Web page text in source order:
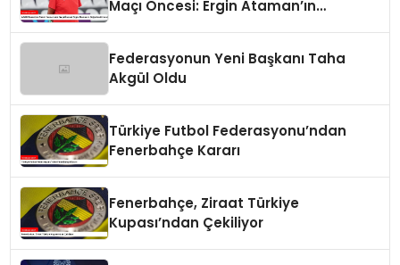
Maçı Öncesi: Ergin Ataman’ın
Federasyonun Yeni Başkanı Taha
Akgül Oldu
Türkiye Futbol Federasyonu’ndan
Fenerbahçe Kararı
Fenerbahçe, Ziraat Türkiye
Kupası’ndan Çekiliyor